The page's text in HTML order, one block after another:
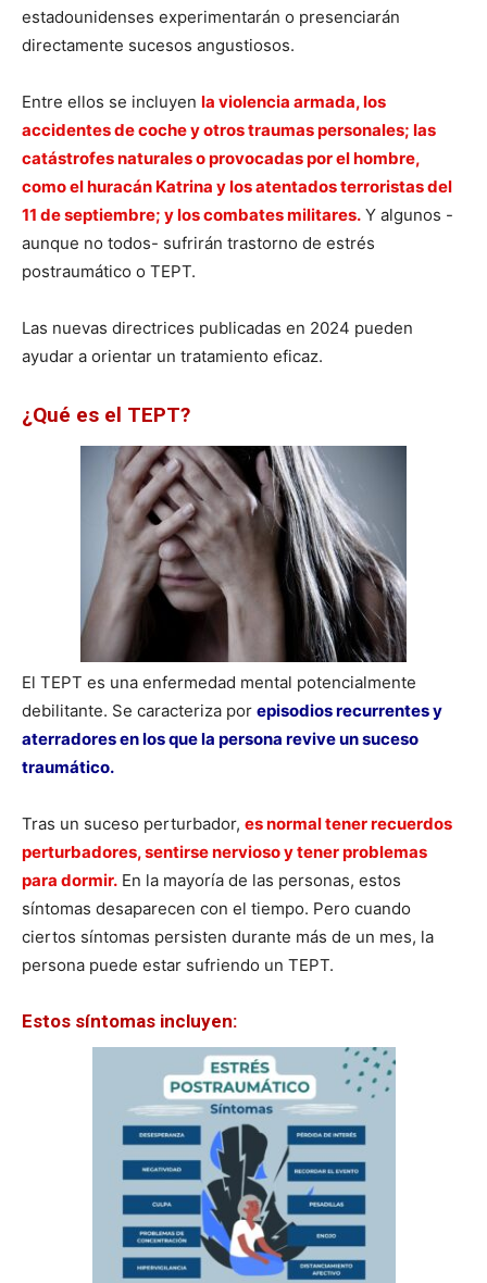
estadounidenses experimentarán o presenciarán
directamente sucesos angustiosos.
Entre ellos se incluyen la violencia armada, los
accidentes de coche y otros traumas personales; las
catástrofes naturales o provocadas por el hombre,
como el huracán Katrina y los atentados terroristas del
11 de septiembre; y los combates militares. Y algunos -
aunque no todos- sufrirán trastorno de estrés
postraumático o TEPT.
Las nuevas directrices publicadas en 2024 pueden
ayudar a orientar un tratamiento eficaz.
¿Qué es el TEPT?
El TEPT es una enfermedad mental potencialmente
debilitante. Se caracteriza por episodios recurrentes y
aterradores en los que la persona revive un suceso
traumático.
Tras un suceso perturbador, es normal tener recuerdos
perturbadores, sentirse nervioso y tener problemas
para dormir. En la mayoría de las personas, estos
síntomas desaparecen con el tiempo. Pero cuando
ciertos síntomas persisten durante más de un mes, la
persona puede estar sufriendo un TEPT.
Estos síntomas incluyen: